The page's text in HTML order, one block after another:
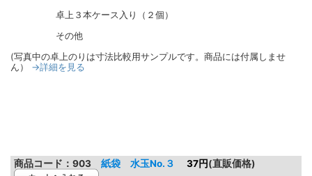
卓上３本ケース入り（２個）
その他
(写真中の卓上のりは寸法比較用サンプルです。商品には付属しませ
ん） →詳細を見る
商品コード： 903 紙袋 水玉No.３ 37円(直販価格)